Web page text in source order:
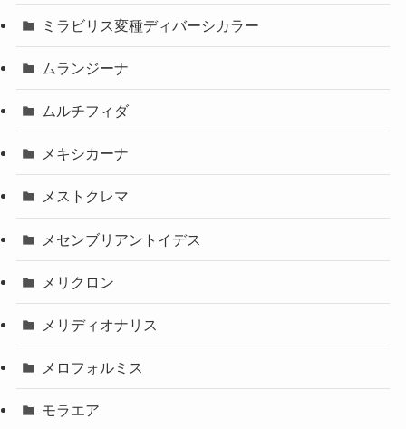
ミラビリス変種ディバーシカラー
ムランジーナ
ムルチフィダ
メキシカーナ
メストクレマ
メセンブリアントイデス
メリクロン
メリディオナリス
メロフォルミス
モラエア